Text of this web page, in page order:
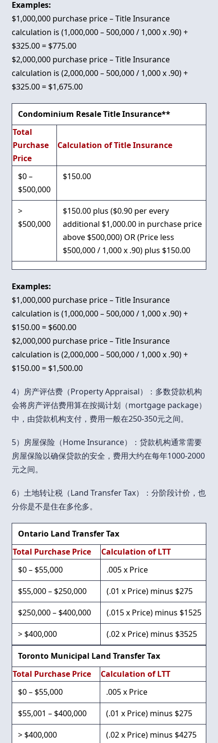
Examples:
$1,000,000 purchase price – Title Insurance
calculation is (1,000,000 – 500,000 / 1,000 x .90) +
$325.00 = $775.00
$2,000,000 purchase price – Title Insurance
calculation is (2,000,000 – 500,000 / 1,000 x .90) +
$325.00 = $1,675.00
Condominium Resale Title Insurance**
Total
Purchase
Price
Calculation of Title Insurance
$0 –
$500,000
$150.00
>
$500,000
$150.00 plus ($0.90 per every
additional $1,000.00 in purchase price
above $500,000) OR (Price less
$500,000 / 1,000 x .90) plus $150.00
Examples:
$1,000,000 purchase price – Title Insurance
calculation is (1,000,000 – 500,000 / 1,000 x .90) +
$150.00 = $600.00
$2,000,000 purchase price – Title Insurance
calculation is (2,000,000 – 500,000 / 1,000 x .90) +
$150.00 = $1,500.00
4）房产评估费（Property Appraisal）：多数贷款机构
会将房产评估费用算在按揭计划（mortgage package）
中，由贷款机构支付，费用一般在250-350元之间。
5）房屋保险（Home Insurance）：贷款机构通常需要
房屋保险以确保贷款的安全，费用大约在每年1000-2000
元之间。
6）土地转让税（Land Transfer Tax）：分阶段计价，也
分你是不是住在多伦多。
Ontario Land Transfer Tax
Total Purchase Price
Calculation of LTT
$0 – $55,000
.005 x Price
$55,000 – $250,000
(.01 x Price) minus $275
$250,000 – $400,000
(.015 x Price) minus $1525
> $400,000
(.02 x Price) minus $3525
Toronto Municipal Land Transfer Tax
Total Purchase Price
Calculation of LTT
$0 – $55,000
.005 x Price
$55,001 – $400,000
(.01 x Price) minus $275
> $400,000
(.02 x Price) minus $4275